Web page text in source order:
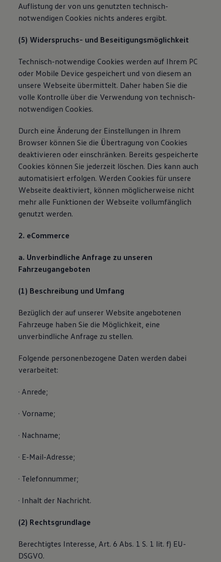
Auflistung der von uns genutzten technisch-
notwendigen Cookies nichts anderes ergibt.
(5) Widerspruchs- und Beseitigungsmöglichkeit
Technisch-notwendige Cookies werden auf Ihrem PC
oder Mobile Device gespeichert und von diesem an
unsere Webseite übermittelt. Daher haben Sie die
volle Kontrolle über die Verwendung von technisch-
notwendigen Cookies.
Durch eine Änderung der Einstellungen in Ihrem
Browser können Sie die Übertragung von Cookies
deaktivieren oder einschränken. Bereits gespeicherte
Cookies können Sie jederzeit löschen. Dies kann auch
automatisiert erfolgen. Werden Cookies für unsere
Webseite deaktiviert, können möglicherweise nicht
mehr alle Funktionen der Webseite vollumfänglich
genutzt werden.
2. eCommerce
a. Unverbindliche Anfrage zu unseren
Fahrzeugangeboten
(1) Beschreibung und Umfang
Bezüglich der auf unserer Website angebotenen
Fahrzeuge haben Sie die Möglichkeit, eine
unverbindliche Anfrage zu stellen.
Folgende personenbezogene Daten werden dabei
verarbeitet:
· Anrede;
· Vorname;
· Nachname;
· E-Mail-Adresse;
· Telefonnummer;
· Inhalt der Nachricht.
(2) Rechtsgrundlage
Berechtigtes Interesse, Art. 6 Abs. 1 S. 1 lit. f) EU-
DSGVO.